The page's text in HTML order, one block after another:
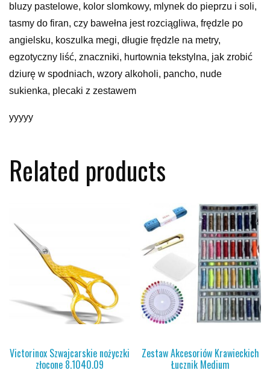
bluzy pastelowe, kolor slomkowy, mlynek do pieprzu i soli,
tasmy do firan, czy bawełna jest rozciągliwa, frędzle po
angielsku, koszulka megi, długie frędzle na metry,
egzotyczny liść, znaczniki, hurtownia tekstylna, jak zrobić
dziurę w spodniach, wzory alkoholi, pancho, nude
sukienka, plecaki z zestawem
yyyyy
Related products
Victorinox Szwajcarskie nożyczki
złocone 8.1040.09
Zestaw Akcesoriów Krawieckich
Łucznik Medium